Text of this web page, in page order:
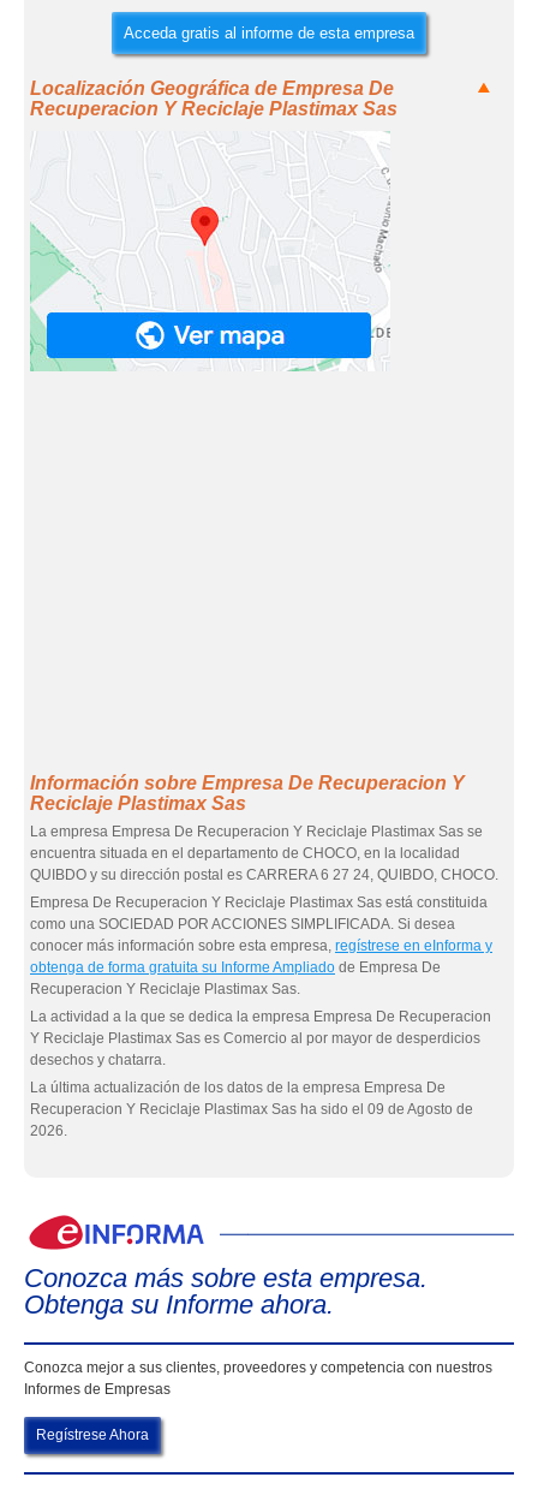
Acceda gratis al informe de esta empresa
Localización Geográfica de Empresa De
Recuperacion Y Reciclaje Plastimax Sas
Información sobre Empresa De Recuperacion Y
Reciclaje Plastimax Sas
La empresa Empresa De Recuperacion Y Reciclaje Plastimax Sas se
encuentra situada en el departamento de CHOCO, en la localidad
QUIBDO y su dirección postal es CARRERA 6 27 24, QUIBDO, CHOCO.
Empresa De Recuperacion Y Reciclaje Plastimax Sas está constituida
como una SOCIEDAD POR ACCIONES SIMPLIFICADA. Si desea
conocer más información sobre esta empresa, regístrese en eInforma y
obtenga de forma gratuita su Informe Ampliado de Empresa De
Recuperacion Y Reciclaje Plastimax Sas.
La actividad a la que se dedica la empresa Empresa De Recuperacion
Y Reciclaje Plastimax Sas es Comercio al por mayor de desperdicios
desechos y chatarra.
La última actualización de los datos de la empresa Empresa De
Recuperacion Y Reciclaje Plastimax Sas ha sido el 09 de Agosto de
2026.
Conozca más sobre esta empresa.
Obtenga su Informe ahora.
Conozca mejor a sus clientes, proveedores y competencia con nuestros
Informes de Empresas
Regístrese Ahora